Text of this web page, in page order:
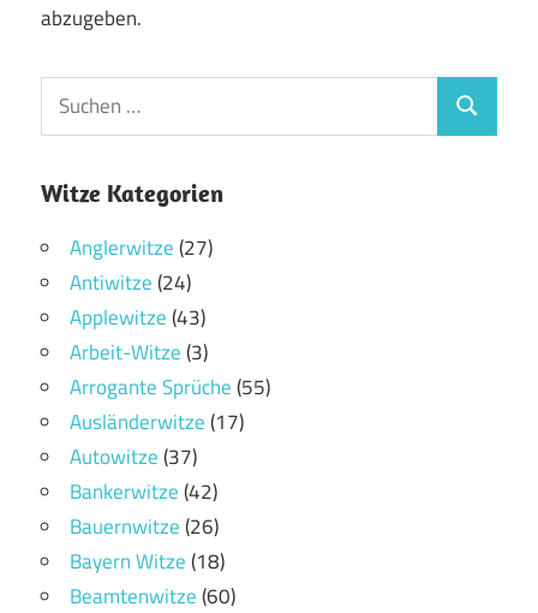
abzugeben.
Witze Kategorien
Anglerwitze(27)
Antiwitze(24)
Applewitze(43)
Arbeit-Witze(3)
Arrogante Sprüche(55)
Ausländerwitze(17)
Autowitze(37)
Bankerwitze(42)
Bauernwitze(26)
Bayern Witze(18)
Beamtenwitze(60)